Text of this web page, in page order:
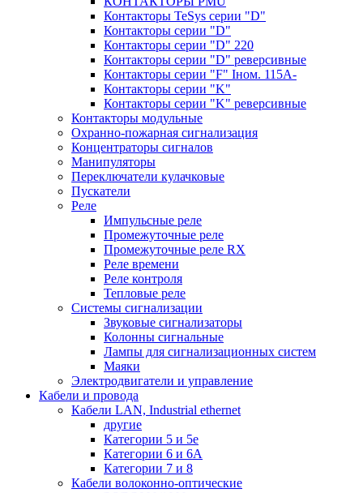
Контакторы TeSys серии "D"
Контакторы серии "D"
Контакторы серии "D" 220
Контакторы серии "D" реверсивные
Контакторы серии "F" Iном. 115А-
Контакторы серии "K"
Контакторы серии "K" реверсивные
Контакторы модульные
Охранно-пожарная сигнализация
Концентраторы сигналов
Манипуляторы
Переключатели кулачковые
Пускатели
Реле
Импульсные реле
Промежуточные реле
Промежуточные реле RX
Реле времени
Реле контроля
Тепловые реле
Системы сигнализации
Звуковые сигнализаторы
Колонны сигнальные
Лампы для сигнализационных систем
Маяки
Электродвигатели и управление
Кабели и провода
Кабели LAN, Industrial ethernet
другие
Категории 5 и 5е
Категории 6 и 6A
Категории 7 и 8
Кабели волоконно-оптические